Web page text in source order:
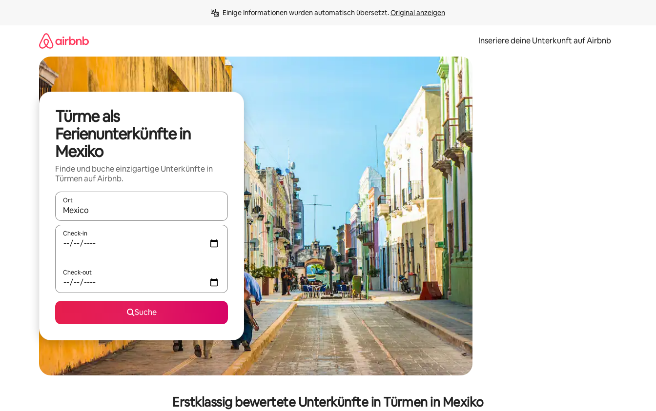
Einige Informationen wurden automatisch übersetzt. Original anzeigen
Inseriere deine Unterkunft auf Airbnb
Türme als
Ferienunterkünfte in
Mexiko
Finde und buche einzigartige Unterkünfte in
Türmen auf Airbnb.
Ort
Wenn Ergebnisse verfügbar sind, navigiere mit den Pfeiltasten nach oben und unten oder erkunde die Ergebnisse durch Berühren oder Wischgesten.
Check-in
Check-out
Suche
Erstklassig bewertete Unterkünfte in Türmen in Mexiko